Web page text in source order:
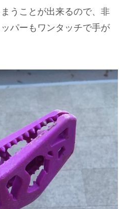
うことが出来るので、非
パーもワンタッチで手が